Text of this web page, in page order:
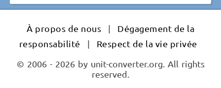
À propos de nous |
Dégagement de la
responsabilité
|
Respect de la vie privée
© 2006 - 2026 by unit-converter.org. All rights
reserved.